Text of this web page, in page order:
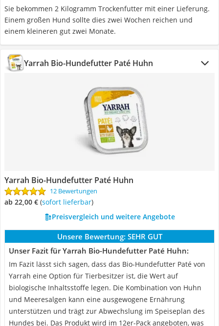
Sie bekommen 2 Kilogramm Trockenfutter mit einer Lieferung.
Einem großen Hund sollte dies zwei Wochen reichen und
einem kleineren gut zwei Monate.
Yarrah Bio-Hundefutter Paté Huhn
Yarrah Bio-Hundefutter Paté Huhn
12 Bewertungen
ab 22,00 € ( Sofort lieferbar)
Preisvergleich und weitere Angebote
Unsere Bewertung: SEHR GUT
Unser Fazit für Yarrah Bio-Hundefutter Paté Huhn:
Im Fazit lässt sich sagen, dass das Bio-Hundefutter Paté von
Yarrah eine Option für Tierbesitzer ist, die Wert auf
biologische Inhaltsstoffe legen. Die Kombination von Huhn
und Meeresalgen kann eine ausgewogene Ernährung
unterstützen und trägt zur Abwechslung im Speiseplan des
Hundes bei. Das Produkt wird im 12er-Pack angeboten, was